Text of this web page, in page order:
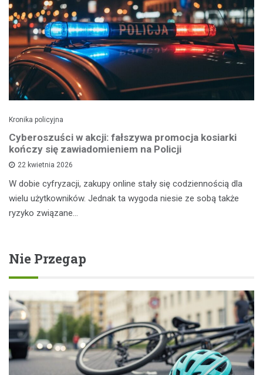
Kronika policyjna
Cyberoszuści w akcji: fałszywa promocja kosiarki
kończy się zawiadomieniem na Policji
22 kwietnia 2026
W dobie cyfryzacji, zakupy online stały się codziennością dla
wielu użytkowników. Jednak ta wygoda niesie ze sobą także
ryzyko związane…
Nie Przegap